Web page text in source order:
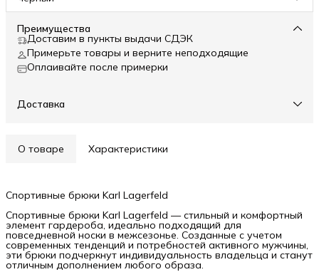
Преимущества
Доставим в пункты выдачи СДЭК
Примерьте товары и верните неподходящие
Оплаивайте после примерки
Доставка
О товаре Характеристики
Спортивные брюки Karl Lagerfeld
Спортивные брюки Karl Lagerfeld — стильный и комфортный
элемент гардероба, идеально подходящий для
повседневной носки в межсезонье. Созданные с учетом
современных тенденций и потребностей активного мужчины,
эти брюки подчеркнут индивидуальность владельца и станут
отличным дополнением любого образа.